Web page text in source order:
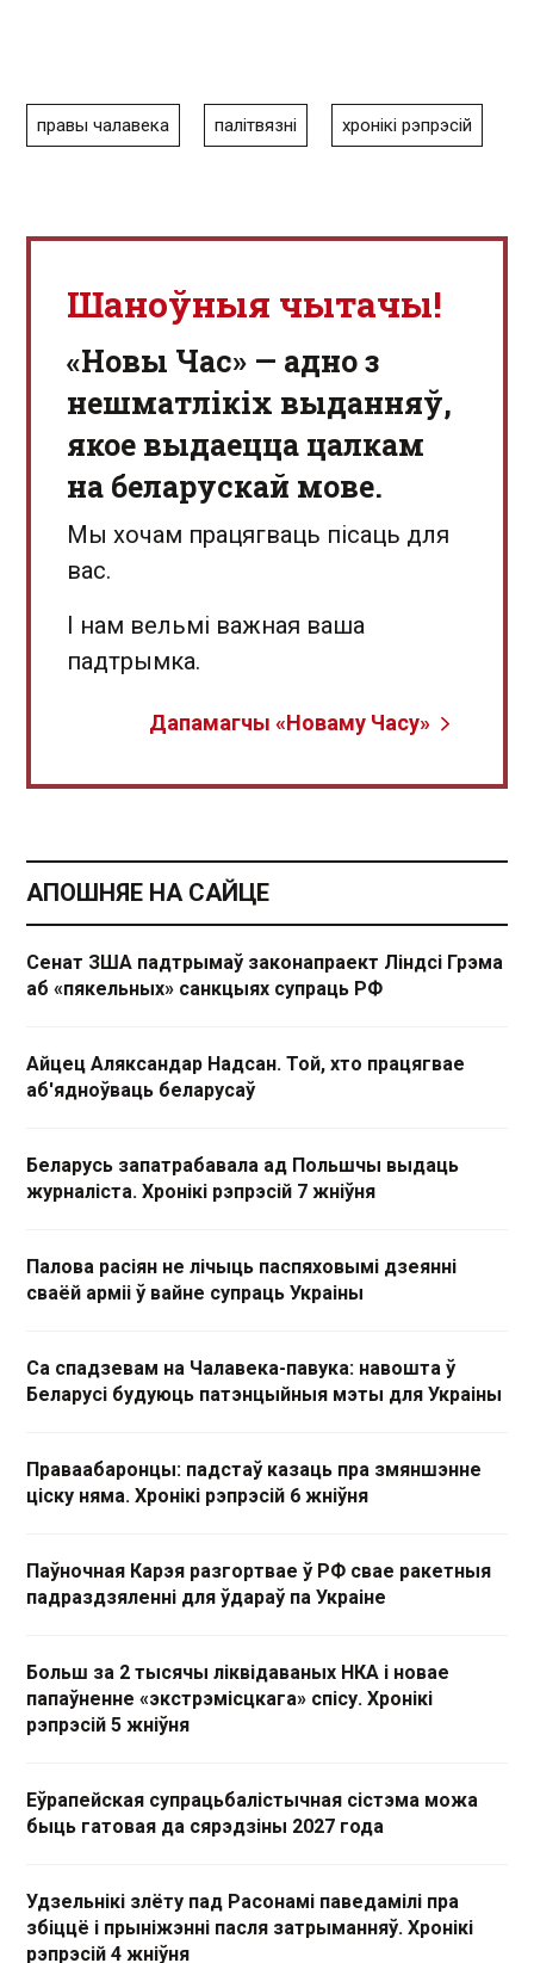
правы чалавека палітвязні хронікі рэпрэсій
Шаноўныя чытачы!
«Новы Час» — адно з
нешматлікіх выданняў,
якое выдаецца цалкам
на беларускай мове.
Мы хочам працягваць пісаць для
вас.
І нам вельмі важная ваша
падтрымка.
Дапамагчы «Новаму Часу»
АПОШНЯЕ НА САЙЦЕ
Сенат ЗША падтрымаў законапраект Ліндсі Грэма
аб «пякельных» санкцыях супраць РФ
Айцец Аляксандар Надсан. Той, хто працягвае
аб'ядноўваць беларусаў
Беларусь запатрабавала ад Польшчы выдаць
журналіста. Хронікі рэпрэсій 7 жніўня
Палова расіян не лічыць паспяховымі дзеянні
сваёй арміі ў вайне супраць Украіны
Са спадзевам на Чалавека-павука: навошта ў
Беларусі будуюць патэнцыйныя мэты для Украіны
Праваабаронцы: падстаў казаць пра змяншэнне
ціску няма. Хронікі рэпрэсій 6 жніўня
Паўночная Карэя разгортвае ў РФ свае ракетныя
падраздзяленні для ўдараў па Украіне
Больш за 2 тысячы ліквідаваных НКА і новае
папаўненне «экстрэмісцкага» спісу. Хронікі
рэпрэсій 5 жніўня
Еўрапейская супрацьбалістычная сістэма можа
быць гатовая да сярэдзіны 2027 года
Удзельнікі злёту пад Расонамі паведамілі пра
збіццё і прыніжэнні пасля затрыманняў. Хронікі
рэпрэсій 4 жніўня